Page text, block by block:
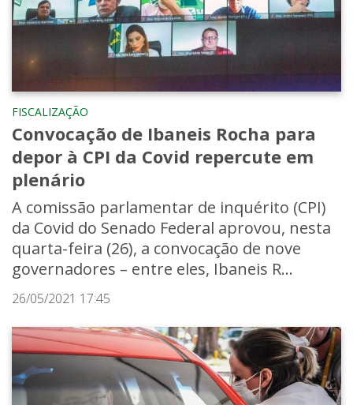
FISCALIZAÇÃO
Convocação de Ibaneis Rocha para
depor à CPI da Covid repercute em
plenário
A comissão parlamentar de inquérito (CPI)
da Covid do Senado Federal aprovou, nesta
quarta-feira (26), a convocação de nove
governadores – entre eles, Ibaneis R...
26/05/2021 17:45